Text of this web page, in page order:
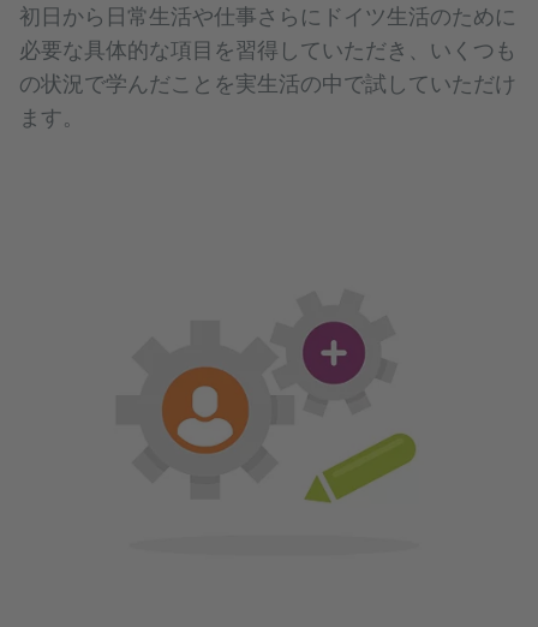
初日から日常生活や仕事さらにドイツ生活のために
必要な具体的な項目を習得していただき、いくつも
の状況で学んだことを実生活の中で試していただけ
ます。
大学との協力があるおかげで言語学習研究の最
レベルでレッスンを受けていただけます。当校
コースの学習内容は相互に連携しており、一人